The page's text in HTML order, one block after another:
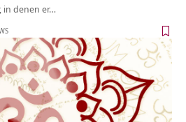
in denen er…